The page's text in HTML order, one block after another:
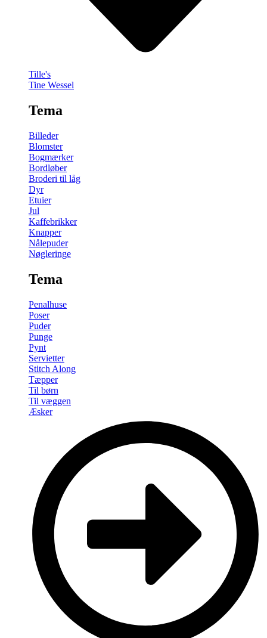
Tille's
Tine Wessel
Tema
Billeder
Blomster
Bogmærker
Bordløber
Broderi til låg
Dyr
Etuier
Jul
Kaffebrikker
Knapper
Nålepuder
Nøgleringe
Tema
Penalhuse
Poser
Puder
Punge
Pynt
Servietter
Stitch Along
Tæpper
Til børn
Til væggen
Æsker